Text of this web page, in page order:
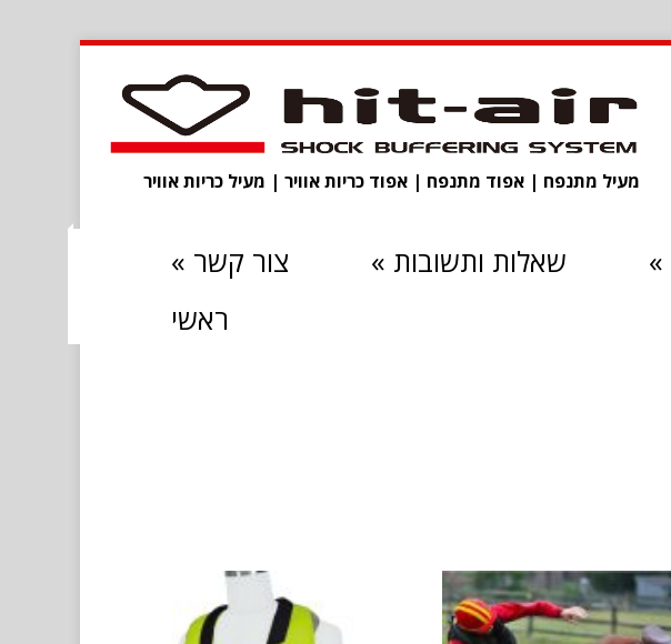
מעיל מתנפח | אפוד מתנפח | אפוד כריות אוויר | מעיל כריות אוויר
צור קשר » שאלות ותשובות » »
ראשי